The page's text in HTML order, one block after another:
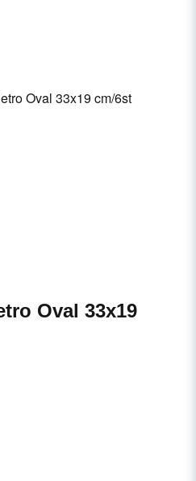
Oval 33x19